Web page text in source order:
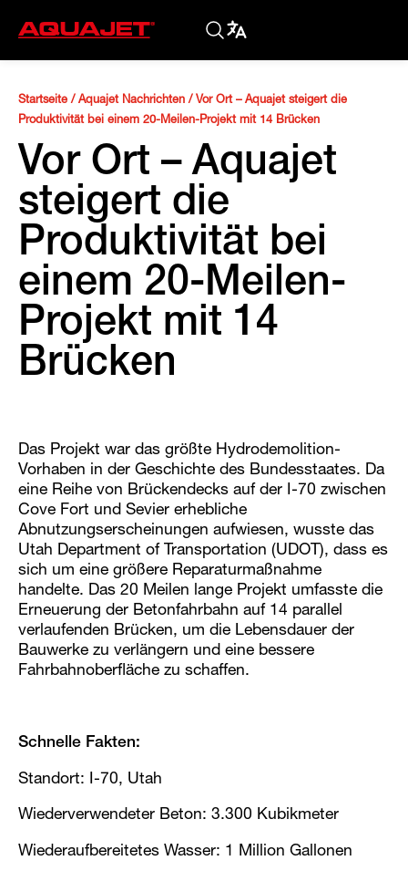
Startseite / Aquajet Nachrichten / Vor Ort – Aquajet steigert die
Produktivität bei einem 20-Meilen-Projekt mit 14 Brücken
Vor Ort – Aquajet
steigert die
Produktivität bei
einem 20-Meilen-
Projekt mit 14
Brücken
Das Projekt war das größte Hydrodemolition-
Vorhaben in der Geschichte des Bundesstaates. Da
eine Reihe von Brückendecks auf der I-70 zwischen
Cove Fort und Sevier erhebliche
Abnutzungserscheinungen aufwiesen, wusste das
Utah Department of Transportation (UDOT), dass es
sich um eine größere Reparaturmaßnahme
handelte. Das 20 Meilen lange Projekt umfasste die
Erneuerung der Betonfahrbahn auf 14 parallel
verlaufenden Brücken, um die Lebensdauer der
Bauwerke zu verlängern und eine bessere
Fahrbahnoberfläche zu schaffen.
Schnelle Fakten:
Standort: I-70, Utah
Wiederverwendeter Beton: 3.300 Kubikmeter
Wiederaufbereitetes Wasser: 1 Million Gallonen